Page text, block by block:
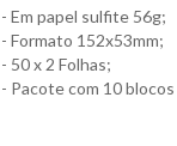
- Em papel sulfite 56g;
- Formato 152x53mm;
- 50 x 2 Folhas;
- Pacote com 10